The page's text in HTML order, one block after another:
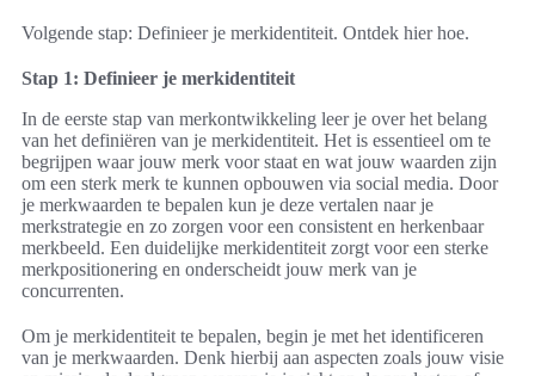
Volgende stap: Definieer je merkidentiteit. Ontdek hier hoe.
Stap 1: Definieer je merkidentiteit
In de eerste stap van merkontwikkeling leer je over het belang
van het definiëren van je merkidentiteit. Het is essentieel om te
begrijpen waar jouw merk voor staat en wat jouw waarden zijn
om een sterk merk te kunnen opbouwen via social media. Door
je merkwaarden te bepalen kun je deze vertalen naar je
merkstrategie en zo zorgen voor een consistent en herkenbaar
merkbeeld. Een duidelijke merkidentiteit zorgt voor een sterke
merkpositionering en onderscheidt jouw merk van je
concurrenten.
Om je merkidentiteit te bepalen, begin je met het identificeren
van je merkwaarden. Denk hierbij aan aspecten zoals jouw visie